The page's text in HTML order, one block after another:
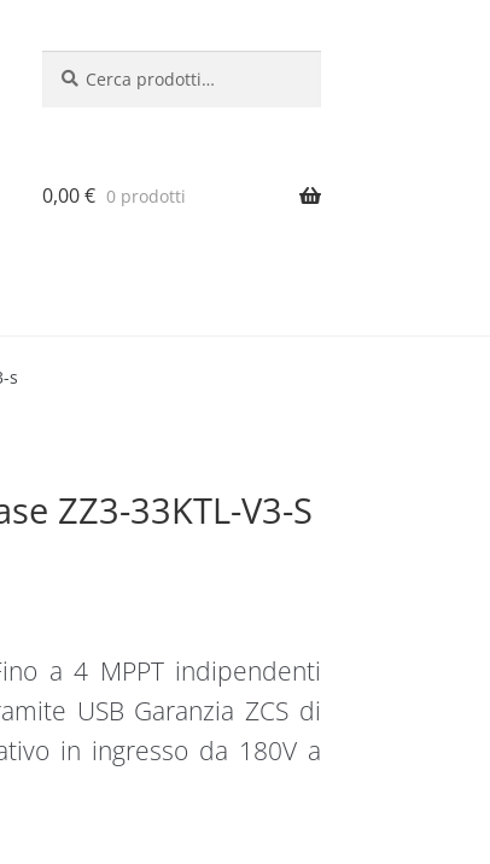
0,00€ 0 prodotti
s
ZZ3-33KTL-V3-S
a 4 MPPT indipendenti
USB Garanzia ZCS di
in ingresso da 180V a